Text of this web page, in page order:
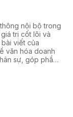
nội bộ trong
trị cốt lõi và
viết của
văn hóa doanh
sự, góp phần
Ban lãnh đạo.